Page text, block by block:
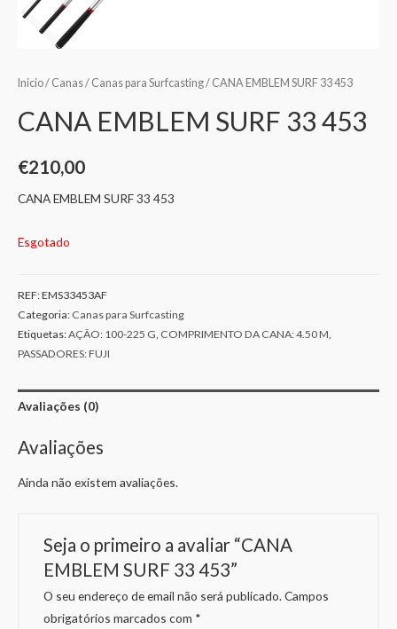
Início/ Canas/ Canas para Surfcasting/ CANA EMBLEM SURF 33 453
CANA EMBLEM SURF 33 453
€210,00
CANA EMBLEM SURF 33 453
Esgotado
REF:EMS33453AF
Categoria: Canas para Surfcasting
Etiquetas:AÇÃO: 100-225 G, COMPRIMENTO DA CANA: 4.50 M,
PASSADORES: FUJI
Avaliações (0)
Avaliações
Ainda não existem avaliações.
Seja o primeiro a avaliar “CANA
EMBLEM SURF 33 453”
O seu endereço de email não será publicado. Campos
obrigatórios marcados com *